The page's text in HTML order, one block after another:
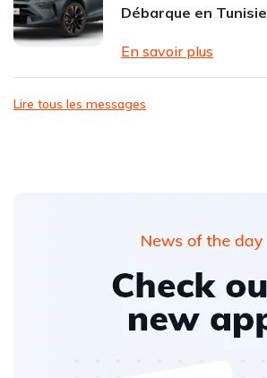
Débarque en Tunisie
En savoir plus
Lire tous les messages